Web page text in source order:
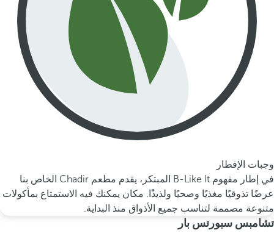
وجبات الإفطار
في إطار مفهوم B-Like It المبتكر، يقدم مطعم Chadir الخاص بنا
عرضًا تذوقيًا مغذيًا وصحيًا ولذيذًا. مكان يمكنك فيه الاستمتاع بمأكولات
متنوعة مصممة لتناسب جميع الأذواق منذ البداية.
تشامبس سبورتس بار